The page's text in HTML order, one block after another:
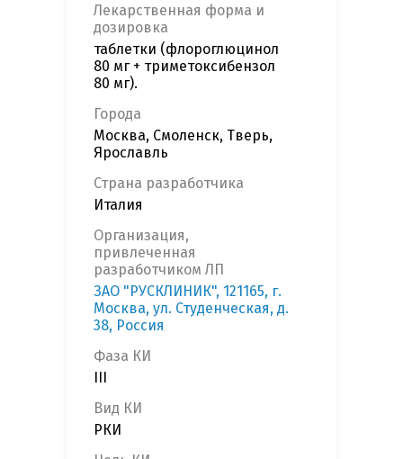
Лекарственная форма и
дозировка
таблетки (флороглюцинол
80 мг + триметоксибензол
80 мг).
Города
Москва, Смоленск, Тверь,
Ярославль
Страна разработчика
Италия
Организация,
привлеченная
разработчиком ЛП
ЗАО "РУСКЛИНИК", 121165, г.
Москва, ул. Студенческая, д.
38, Россия
Фаза КИ
Вид КИ
РКИ